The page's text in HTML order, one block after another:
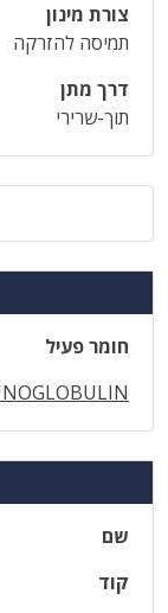
צורת מינון
תמיסה להזרקה
דרך מתן
תוך-שרירי
חומר פעיל
שם
קוד